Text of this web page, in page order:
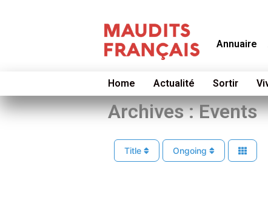
Annuaire
Home Actualité Sortir
Archives : Events
Title Ongoing